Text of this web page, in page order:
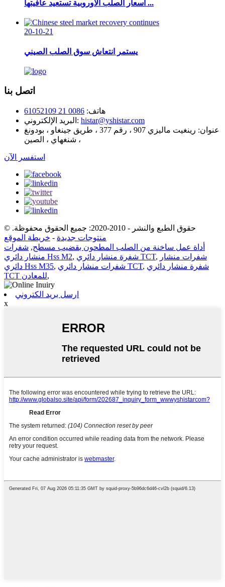
أسعار الصلب الأوروبية تستعيد عافيتها ...
20-10-21
يستمر انتعاش سوق الصلب الصيني
اتصل بنا
هاتف: 0086 21 61052109
البريد الإلكتروني: histar@yshistar.com
عنوان:
رينغيت ماليزي 907 ، رقم 377 ، طريق جينغاو ، بودونغ
، شنغهاي ، الصين
استفسر الآن
© حقوق الطبع والنشر - 2010-2020: جميع الحقوق محفوظة.
منتوجات جديدة - خريطة الموقع
أداة عمل ساخنة من الصلب المطحون بقضيب مسطح, شفرات
منشار دائري Hss M2, شفرة منشار دائري TCT, شفرات منشار
دائري Hss M35, شفرات منشار دائري TCT, شفرة منشار دائري
TCT للمعادن,
ارسل بريد الكتروني
x